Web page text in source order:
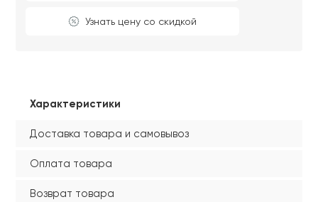
Узнать цену со скидкой
Характеристики
Доставка товара и самовывоз
Оплата товара
Возврат товара